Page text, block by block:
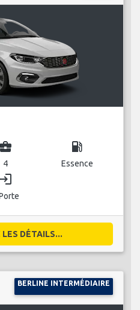
business_center
4
local_gas_station
Essence
login
DÉTAILS...
BERLINE INTERMÉDIAIRE